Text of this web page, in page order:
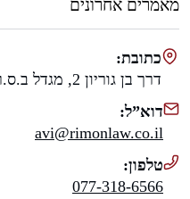
כתובת:
דרך בן גוריון 2, מגדל ב.ס.ר. 1, קומה 13, רמת גן
דוא”ל:
avi@rimonlaw.co.il
טלפון:
077-318-6566
מאמרים אחרונים